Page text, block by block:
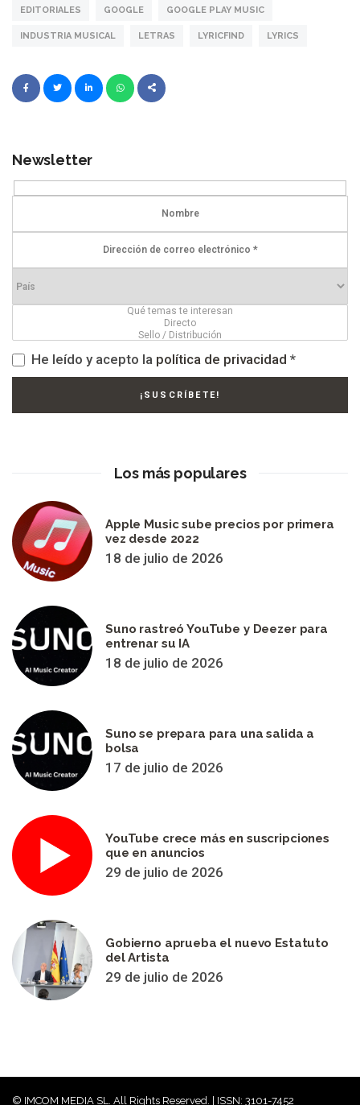
EDITORIALES GOOGLE GOOGLE PLAY MUSIC
INDUSTRIA MUSICAL LETRAS LYRICFIND LYRICS
Newsletter
He leído y acepto la política de privacidad *
Los más populares
Apple Music sube precios por primera
vez desde 2022
18 de julio de 2026
Suno rastreó YouTube y Deezer para
entrenar su IA
18 de julio de 2026
Suno se prepara para una salida a
bolsa
17 de julio de 2026
YouTube crece más en suscripciones
que en anuncios
29 de julio de 2026
Gobierno aprueba el nuevo Estatuto
del Artista
29 de julio de 2026
© IMCOM MEDIA SL. All Rights Reserved. | ISSN: 3101-7452